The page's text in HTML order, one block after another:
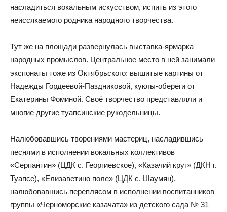
насладиться вокальным искусством, испить из этого
неиссякаемого родника народного творчества.
Тут же на площади развернулась выставка-ярмарка
народных промыслов. Центральное место в ней занимали
экспонаты тоже из Октябрьского: вышитые картины от
Надежды Гордеевой-Паздниковой, куклы-обереги от
Екатерины Фоминой. Своё творчество представляли и
многие другие туапсинские рукодельницы.
Налюбовавшись творениями мастериц, насладившись
песнями в исполнении вокальных коллективов
«Серпантин» (ЦДК с. Георгиевское), «Казачий круг» (ДКН г.
Туапсе), «Елизаветино поле» (ЦДК с. Шаумян),
налюбовавшись переплясом в исполнении воспитанников
группы «Черноморские казачата» из детского сада № 31